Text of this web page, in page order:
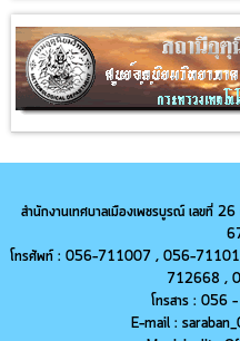
สำนักงานเทศบาลเมืองเพชรบูรณ์ เลขที่
โทรศัพท์ : 056-711007 , 056-
712668 ,
โทรสาร :
E-mail :